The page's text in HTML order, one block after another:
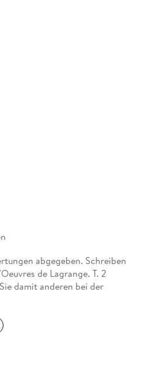
abgegeben. Schreiben
de Lagrange. T. 2
damit anderen bei der